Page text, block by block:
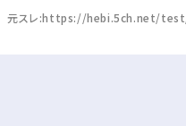
元スレ:https://hebi.5ch.net/